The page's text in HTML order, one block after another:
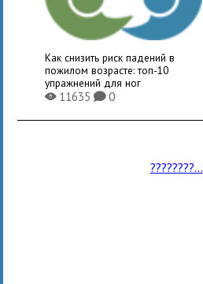
Как снизить риск падений в
пожилом возрасте: топ-10
упражнений для ног
X11635K0
????????...